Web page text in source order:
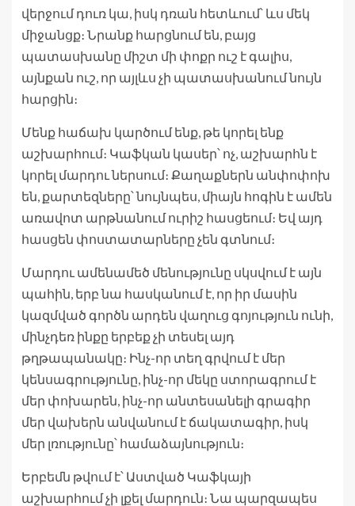
վերջում դուռ կա, իսկ դռան հետևում՝ ևս մեկ
միջանցք։ Նրանք հարցնում են, բայց
պատասխանը միշտ մի փոքր ուշ է գալիս,
այնքան ուշ, որ այլևս չի պատասխանում նույն
հարցին։
Մենք հաճախ կարծում ենք, թե կորել ենք
աշխարհում։ Կաֆկան կասեր՝ ոչ, աշխարհն է
կորել մարդու ներսում։ Քաղաքներն անփոփոխ
են, քարտեզները՝ նույնպես, միայն հոգին է ամեն
առավոտ արթնանում ուրիշ հասցեում։ Եվ այդ
հասցեն փոստատարները չեն գտնում։
Մարդու ամենամեծ մենությունը սկսվում է այն
պահին, երբ նա հասկանում է, որ իր մասին
կազմված գործն արդեն վաղուց գոյություն ունի,
մինչդեռ ինքը երբեք չի տեսել այդ
թղթապանակը։ Ինչ-որ տեղ գրվում է մեր
կենսագրությունը, ինչ-որ մեկը ստորագրում է
մեր փոխարեն, ինչ-որ անտեսանելի գրագիր
մեր վախերն անվանում է ճակատագիր, իսկ
մեր լռությունը՝ համաձայնություն։
Երբեմն թվում է՝ Աստված Կաֆկայի
աշխարհում չի լքել մարդուն։ Նա պարզապես